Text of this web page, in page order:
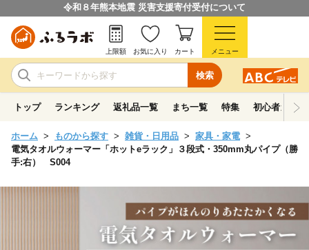
令和８年熊本地震 災害支援寄付受付について
検索
上限額 お気に入り カート メニュー
トップ ランキング 返礼品一覧 まち一覧 特集 初心者ガイド
ホーム ものから探す 雑貨・日用品
家具・家電
電気タオルウォーマー「ホットeラック」３段式・350mm丸パイプ（勝
手:右） S004